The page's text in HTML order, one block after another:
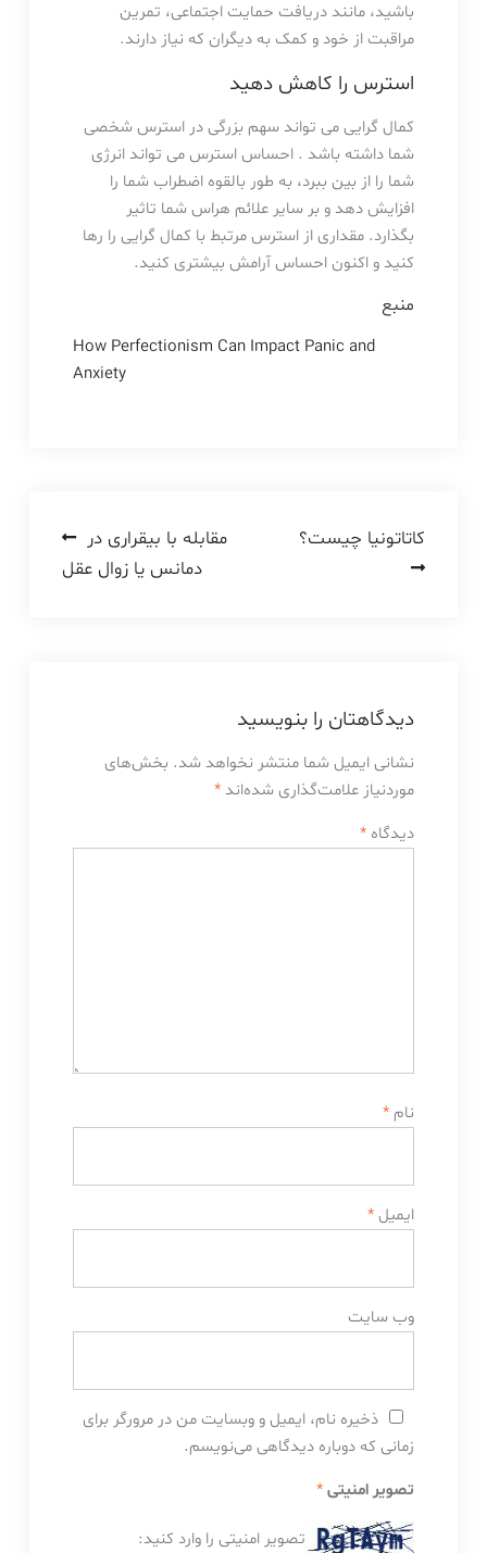
باشید، مانند دریافت حمایت اجتماعی، تمرین
مراقبت از خود و کمک به دیگران که نیاز دارند.
استرس را کاهش دهید
کمال گرایی می تواند سهم بزرگی در استرس شخصی
شما داشته باشد . احساس استرس می تواند انرژی
شما را از بین ببرد، به طور بالقوه اضطراب شما را
افزایش دهد و بر سایر علائم هراس شما تاثیر
بگذارد. مقداری از استرس مرتبط با کمال گرایی را رها
کنید و اکنون احساس آرامش بیشتری کنید.
منبع
How Perfectionism Can Impact Panic and
Anxiety
راهبری
نوشته
مقابله با بیقراری در
دمانس یا زوال عقل
کاتاتونیا چیست؟
دیدگاهتان را بنویسید
نشانی ایمیل شما منتشر نخواهد شد. بخش‌های
موردنیاز علامت‌گذاری شده‌اند *
دیدگاه *
نام *
ایمیل *
وب‌ سایت
ذخیره نام، ایمیل و وبسایت من در مرورگر برای
زمانی که دوباره دیدگاهی می‌نویسم.
تصویر امنیتی*
تصویر امنیتی را وارد کنید: